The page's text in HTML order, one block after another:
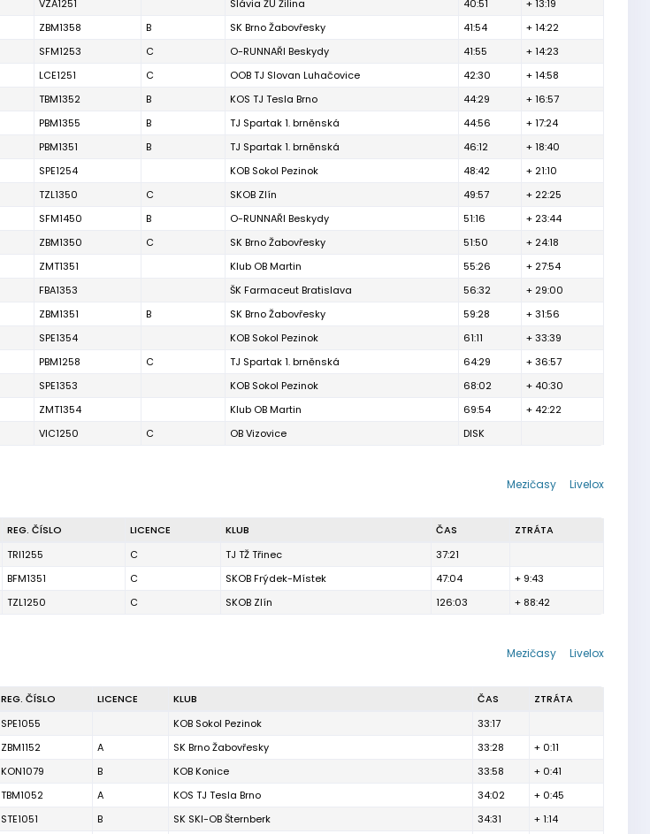
VZA1251 Slávia ŽU Žilina 40:51
+ 13:19
ZBM1358 B SK Brno Žabovřesky 41:54
+ 14:22
SFM1253 C O-RUNNAŘI Beskydy 41:55
+ 14:23
LCE1251 C OOB TJ Slovan Luhačovice 42:30
+ 14:58
TBM1352 B KOS TJ Tesla Brno 44:29
+ 16:57
PBM1355 B TJ Spartak 1. brněnská 44:56
+ 17:24
PBM1351 B TJ Spartak 1. brněnská 46:12
+ 18:40
SPE1254 KOB Sokol Pezinok 48:42
+ 21:10
TZL1350 C SKOB Zlín 49:57
+ 22:25
SFM1450 B O-RUNNAŘI Beskydy 51:16
+ 23:44
ZBM1350 C SK Brno Žabovřesky 51:50
+ 24:18
ZMT1351 Klub OB Martin 55:26
+ 27:54
FBA1353 ŠK Farmaceut Bratislava 56:32
+ 29:00
ZBM1351 B SK Brno Žabovřesky 59:28
+ 31:56
SPE1354 KOB Sokol Pezinok 61:11
+ 33:39
PBM1258 C TJ Spartak 1. brněnská 64:29
+ 36:57
SPE1353 KOB Sokol Pezinok 68:02
+ 40:30
ZMT1354 Klub OB Martin 69:54
+ 42:22
VIC1250 C OB Vizovice DISK
Livelox
Mezičasy
REG. ČÍSLO LICENCE KLUB ČAS
ZTRÁTA
TRI1255 C TJ TŽ Třinec
37:21
BFM1351 C SKOB Frýdek-Místek 47:04
+ 9:43
TZL1250 C SKOB Zlín 126:03 + 88:42
Livelox
Mezičasy
REG. ČÍSLO LICENCE KLUB ČAS
ZTRÁTA
SPE1055 KOB Sokol Pezinok
33:17
ZBM1152 A SK Brno Žabovřesky 33:28
+ 0:11
KON1079 B KOB Konice 33:58
+ 0:41
TBM1052 A KOS TJ Tesla Brno 34:02
+ 0:45
STE1051 B SK SKI-OB Šternberk 34:31 + 1:14